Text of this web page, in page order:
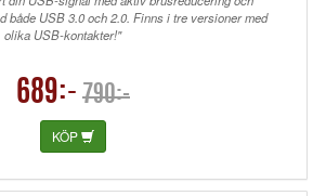
både USB 3.0 och 2.0. Finns i tre versioner med
olika USB-kontakter!"
689:- 790:-
KÖP